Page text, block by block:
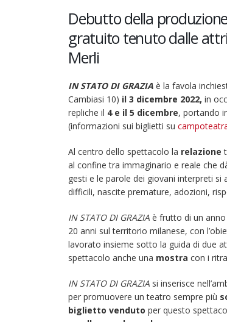
3
al
5
–
IN
STATO
DI
favola
inchiesta
ispirata
a
interpretata
da
otto
bambini
e
senza
disabilità
Debutto della
gratuito tenuto dalle
Merli
IN STATO DI GRAZIA è la favola
Cambiasi 10) il 3 dicembre 2022, in
repliche il 4 e il 5 dicembre, portando
(informazioni sui biglietti su
Al centro dello spettacolo la relazione
al confine tra immaginario e reale che
gesti e le parole dei giovani interpreti si
difficili, nascite premature, adozioni,
IN STATO DI GRAZIA è frutto di un anno
20 anni sul territorio milanese, con
lavorato insieme sotto la guida di due
spettacolo anche una mostra con i
IN STATO DI GRAZIA si inserisce
per promuovere un teatro sempre più
biglietto venduto per questo
22 giugno 2026 –